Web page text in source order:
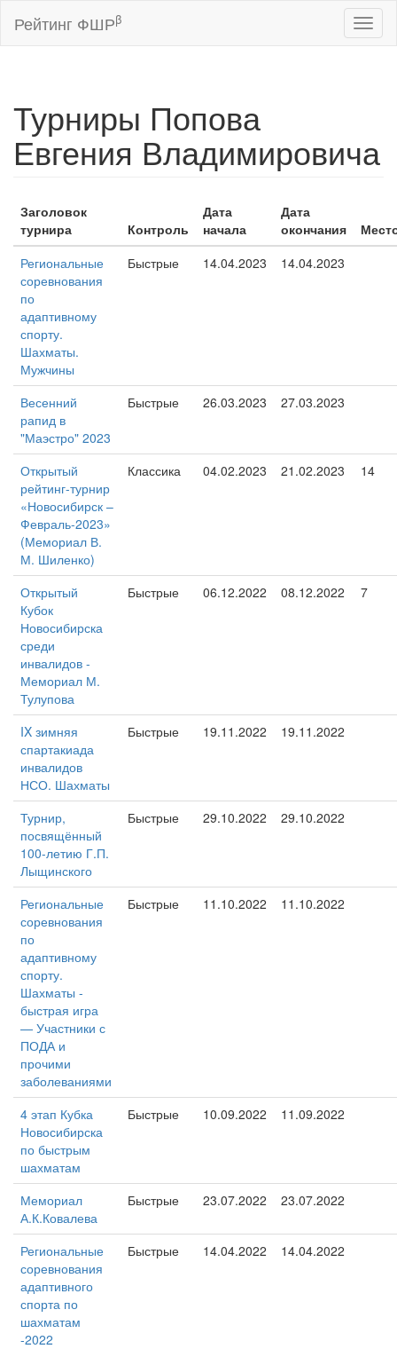
Рейтинг ФШРβ
Турниры Попова
Евгения Владимировича
Заголовок
турнира
Контроль
Дата
начала
Дата
окончания
Региональные
соревнования
по
адаптивному
спорту.
Шахматы.
Мужчины
Быстрые 14.04.2023 14.04.2023
Весенний
рапид в
"Маэстро" 2023
Быстрые 26.03.2023 27.03.2023
Открытый
рейтинг-турнир
«Новосибирск –
Февраль-2023»
(Мемориал В.
М. Шиленко)
Классика 04.02.2023 21.02.2023 14
Открытый
Кубок
Новосибирска
среди
инвалидов -
Мемориал М.
Тулупова
Быстрые 06.12.2022 08.12.2022 7
IX зимняя
спартакиада
инвалидов
НСО. Шахматы
Быстрые 19.11.2022 19.11.2022
Турнир,
посвящённый
100-летию Г.П.
Лыщинского
Быстрые 29.10.2022 29.10.2022
Региональные
соревнования
по
адаптивному
спорту.
Шахматы -
быстрая игра
— Участники с
ПОДА и
прочими
заболеваниями
Быстрые 11.10.2022 11.10.2022
4 этап Кубка
Новосибирска
по быстрым
шахматам
Быстрые 10.09.2022 11.09.2022
Мемориал
А.К.Ковалева
Быстрые 23.07.2022 23.07.2022
Региональные
соревнования
адаптивного
спорта по
шахматам
-2022
Быстрые 14.04.2022 14.04.2022